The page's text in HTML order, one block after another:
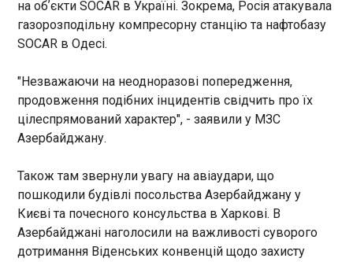
Йорку розпочинатиме роботу
нова сесія Генеральної
01:20:36
ЧИТАТЬ
Іспанія вибила Португалію і завершила
історію Кріштіану Роналду на Мундіалях
00:18:27
Кріштіану Роналду говорив,
що чемпіонат світу-2026
на обʼєкти SOCAR в Україні. Зокрема, Росія атакувала
газорозподільну компресорну станцію та нафтобазу
SOCAR в Одесі.
"Незважаючи на неодноразові попередження,
продовження подібних інцидентів свідчить про їх
цілеспрямований характер", - заявили у МЗС
Азербайджану.
Також там звернули увагу на авіаудари, що
пошкодили будівлі посольства Азербайджану у
Києві та почесного консульства в Харкові. В
Азербайджані наголосили на важливості суворого
дотримання Віденських конвенцій щодо захисту